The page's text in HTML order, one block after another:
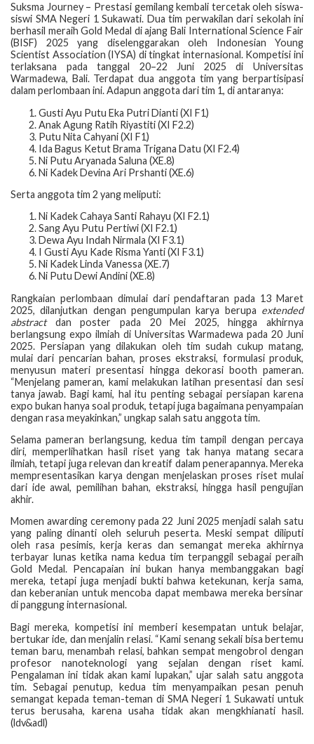
Suksma Journey – Prestasi gemilang kembali tercetak oleh siswa-
siswi SMA Negeri 1 Sukawati. Dua tim perwakilan dari sekolah ini
berhasil meraih Gold Medal di ajang Bali International Science Fair
(BISF) 2025 yang diselenggarakan oleh Indonesian Young
Scientist Association (IYSA) di tingkat internasional. Kompetisi ini
terlaksana pada tanggal 20–22 Juni 2025 di Universitas
Warmadewa, Bali. Terdapat dua anggota tim yang berpartisipasi
dalam perlombaan ini. Adapun anggota dari tim 1, di antaranya:
Gusti Ayu Putu Eka Putri Dianti (XI F1)
Anak Agung Ratih Riyastiti (XI F2.2)
Putu Nita Cahyani (XI F1)
Ida Bagus Ketut Brama Trigana Datu (XI F2.4)
Ni Putu Aryanada Saluna (XE.8)
Ni Kadek Devina Ari Prshanti (XE.6)
Serta anggota tim 2 yang meliputi:
Ni Kadek Cahaya Santi Rahayu (XI F2.1)
Sang Ayu Putu Pertiwi (XI F2.1)
Dewa Ayu Indah Nirmala (XI F3.1)
I Gusti Ayu Kade Risma Yanti (XI F3.1)
Ni Kadek Linda Vanessa (XE.7)
Ni Putu Dewi Andini (XE.8)
Rangkaian perlombaan dimulai dari pendaftaran pada 13 Maret
2025, dilanjutkan dengan pengumpulan karya berupa extended
abstractdan poster pada 20 Mei 2025, hingga akhirnya
berlangsung expo ilmiah di Universitas Warmadewa pada 20 Juni
2025. Persiapan yang dilakukan oleh tim sudah cukup matang,
mulai dari pencarian bahan, proses ekstraksi, formulasi produk,
menyusun materi presentasi hingga dekorasi booth pameran.
“Menjelang pameran, kami melakukan latihan presentasi dan sesi
tanya jawab. Bagi kami, hal itu penting sebagai persiapan karena
expo bukan hanya soal produk, tetapi juga bagaimana penyampaian
dengan rasa meyakinkan,” ungkap salah satu anggota tim.
Selama pameran berlangsung, kedua tim tampil dengan percaya
diri, memperlihatkan hasil riset yang tak hanya matang secara
ilmiah, tetapi juga relevan dan kreatif dalam penerapannya. Mereka
mempresentasikan karya dengan menjelaskan proses riset mulai
dari ide awal, pemilihan bahan, ekstraksi, hingga hasil pengujian
akhir.
Momen awarding ceremony pada 22 Juni 2025 menjadi salah satu
yang paling dinanti oleh seluruh peserta. Meski sempat diliputi
oleh rasa pesimis, kerja keras dan semangat mereka akhirnya
terbayar lunas ketika nama kedua tim terpanggil sebagai peraih
Gold Medal. Pencapaian ini bukan hanya membanggakan bagi
mereka, tetapi juga menjadi bukti bahwa ketekunan, kerja sama,
dan keberanian untuk mencoba dapat membawa mereka bersinar
di panggung internasional.
Bagi mereka, kompetisi ini memberi kesempatan untuk belajar,
bertukar ide, dan menjalin relasi. “Kami senang sekali bisa bertemu
teman baru, menambah relasi, bahkan sempat mengobrol dengan
profesor nanoteknologi yang sejalan dengan riset kami.
Pengalaman ini tidak akan kami lupakan,” ujar salah satu anggota
tim. Sebagai penutup, kedua tim menyampaikan pesan penuh
semangat kepada teman-teman di SMA Negeri 1 Sukawati untuk
terus berusaha, karena usaha tidak akan mengkhianati hasil.
(ldv&adl)